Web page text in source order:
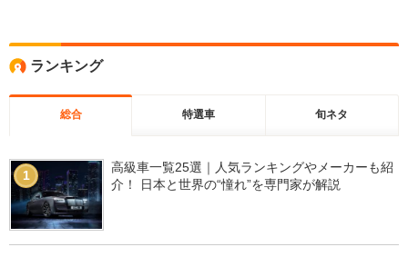
ランキング
総合 特選車 旬ネタ
1
高級車一覧25選｜人気ランキングやメーカーも紹
介！ 日本と世界の“憧れ”を専門家が解説